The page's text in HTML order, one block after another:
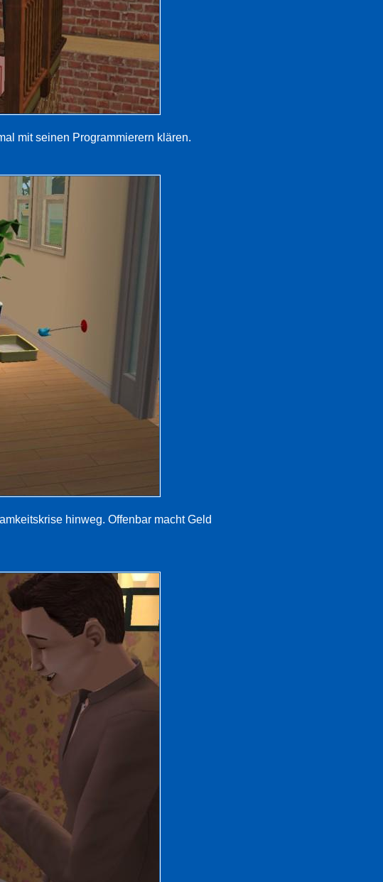
mit seinen Programmierern klären.
hinweg. Offenbar macht Geld